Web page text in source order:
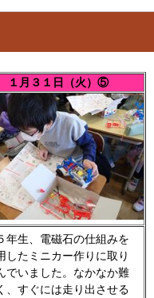
１月３１日（火）⑤
生、電磁石の仕組みを
したミニカー作りに取り
でいました。なかなか難
、すぐには走り出させる